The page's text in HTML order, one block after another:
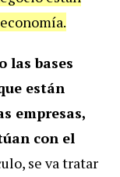
las bases
están
empresas,
con el
se va tratar